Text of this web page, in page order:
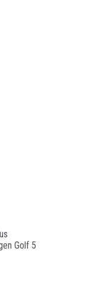
Golf 5